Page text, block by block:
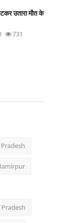
उतारा मौत के
731